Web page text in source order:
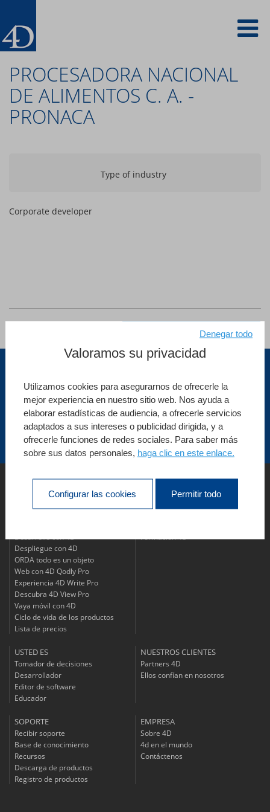
main
content
PROCESADORA NACIONAL
DE ALIMENTOS C. A. -
PRONACA
Type of industry
Corporate developer
Ver todas las referencias
Suscríbase a nuestro boletín
¡Síganos!
PRODUCTOS
Desarrolle con 4D
Despliegue con 4D
ORDA todo es un objeto
Web con 4D Qodly Pro
Experiencia 4D Write Pro
Descubra 4D View Pro
Vaya móvil con 4D
Ciclo de vida de los productos
Lista de precios
SERVICIOS
Formación 4D
USTED ES
Tomador de decisiones
Desarrollador
Editor de software
Educador
NUESTROS CLIENTES
Partners 4D
Ellos confían en nosotros
SOPORTE
Recibir soporte
Base de conocimiento
Recursos
Descarga de productos
Registro de productos
EMPRESA
Sobre 4D
4d en el mundo
Contáctenos
Valoramos su privacidad
Utilizamos cookies para asegurarnos de ofrecerle la
mejor experiencia en nuestro sitio web. Nos ayuda a
elaborar estadísticas de audiencia, a ofrecerle servicios
adaptados a sus intereses o publicidad dirigida, y a
ofrecerle funciones de redes sociales. Para saber más
sobre sus datos personales, haga clic en este enlace.
Configurar las cookies Permitir todo
Denegar todo